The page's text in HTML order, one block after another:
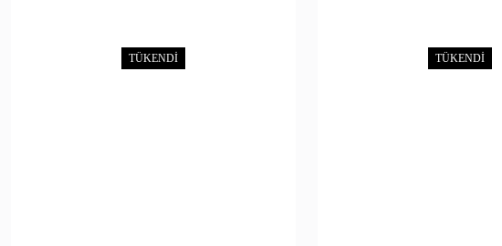
TÜKENDİ TÜKENDİ